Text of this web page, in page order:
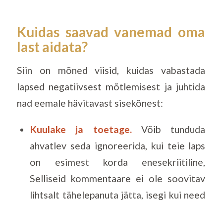
Kuidas saavad vanemad oma
last aidata?
Siin on mõned viisid, kuidas vabastada
lapsed negatiivsest mõtlemisest ja juhtida
nad eemale hävitavast sisekõnest:
Kuulake ja toetage.Võib tunduda
ahvatlev seda ignoreerida, kui teie laps
on esimest korda enesekriitiline,
Selliseid kommentaare ei ole soovitav
lihtsalt tähelepanuta jätta, isegi kui need